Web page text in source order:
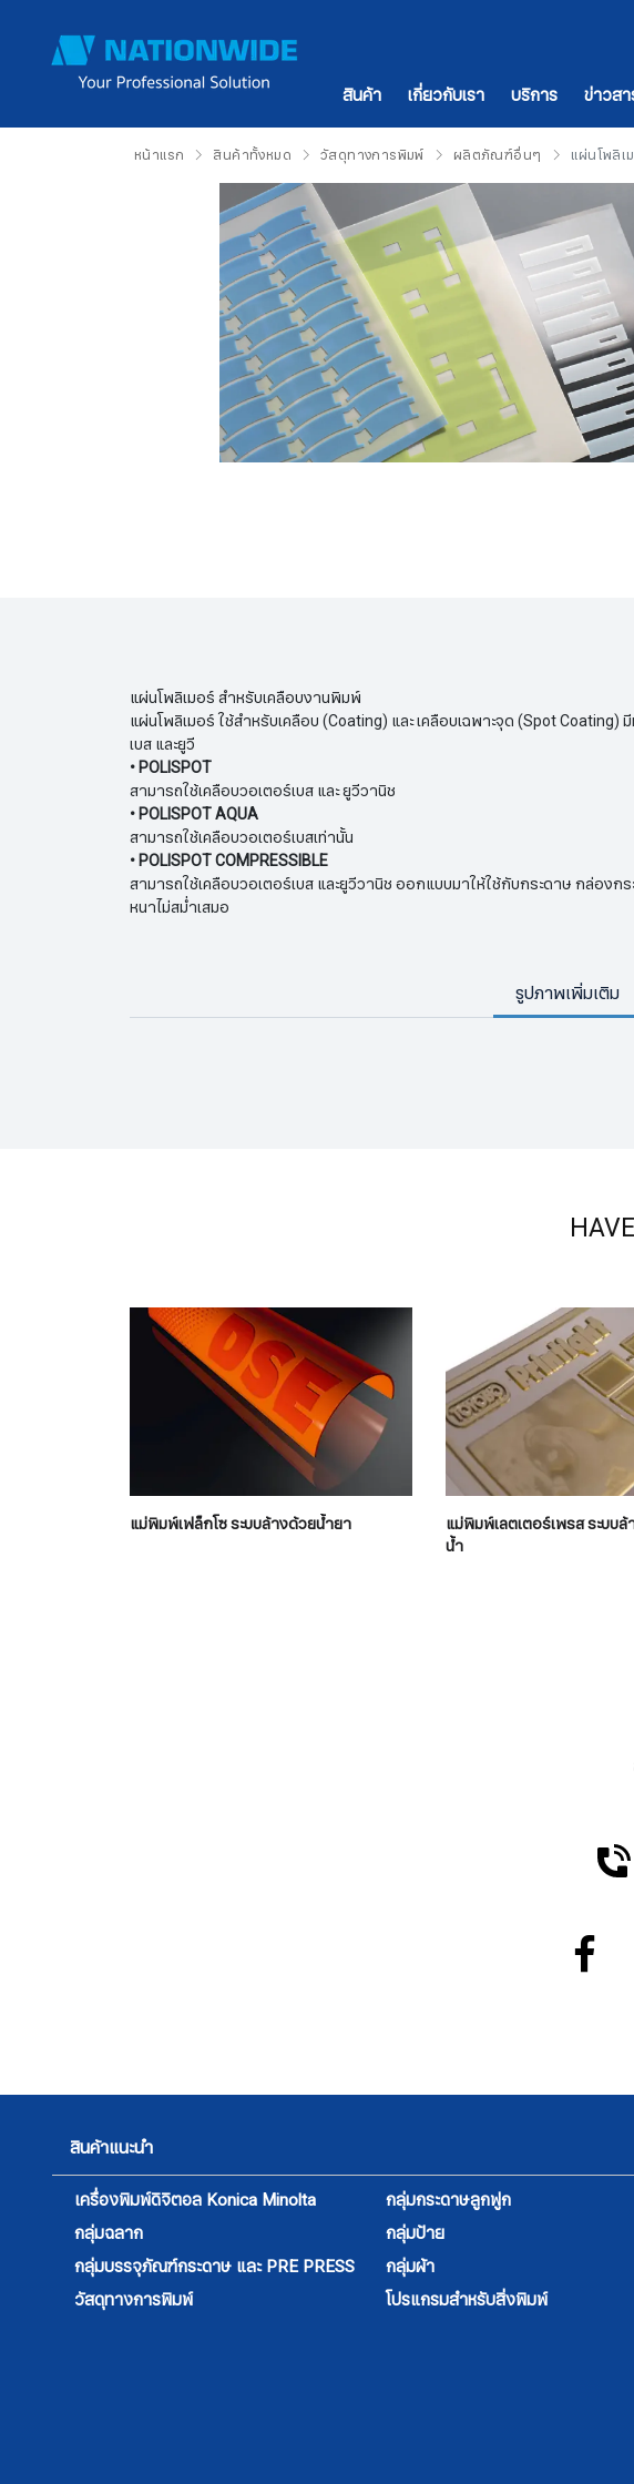
สินค้า เกี่ยวกับเรา บริการ ข่าวส
หน้าแรก สินค้าทั้งหมด วัสดุทางการพิมพ์ ผลิตภัณฑ์อื่นๆ แผ่นโพลิเ
แผ่นโพลิเมอร์ สำหรับเคลือบงานพิมพ์
แผ่นโพลิเมอร์ ใช้สำหรับเคลือบ (Coating) และ เคลือบเฉพาะจุด (Spot Coating)
เบส และยูวี
• POLISPOT
สามารถใช้เคลือบวอเตอร์เบส และ ยูวีวานิช
• POLISPOT AQUA
สามารถใช้เคลือบวอเตอร์เบสเท่านั้น
• POLISPOT COMPRESSIBLE
สามารถใช้เคลือบวอเตอร์เบส และยูวีวานิช ออกแบบมาให้ใช้กับกระดาษ กล่องก
หนาไม่สม่ำเสมอ
รูปภาพเพิ่มเติม
แม่พิมพ์เฟล็กโซ ระบบล้างด้วยน้ำยา
แม่พิมพ์เลตเตอร์เพรส ระบบ
น้ำ
สินค้าแนะนำ
เครื่องพิมพ์ดิจิตอล Konica Minolta
กลุ่มกระดาษลูกฟูก
กลุ่มฉลาก
กลุ่มป้าย
กลุ่มบรรจุภัณฑ์กระดาษ และ PRE PRESS
กลุ่มผ้า
วัสดุทางการพิมพ์
โปรแกรมสำหรับสิ่งพิมพ์